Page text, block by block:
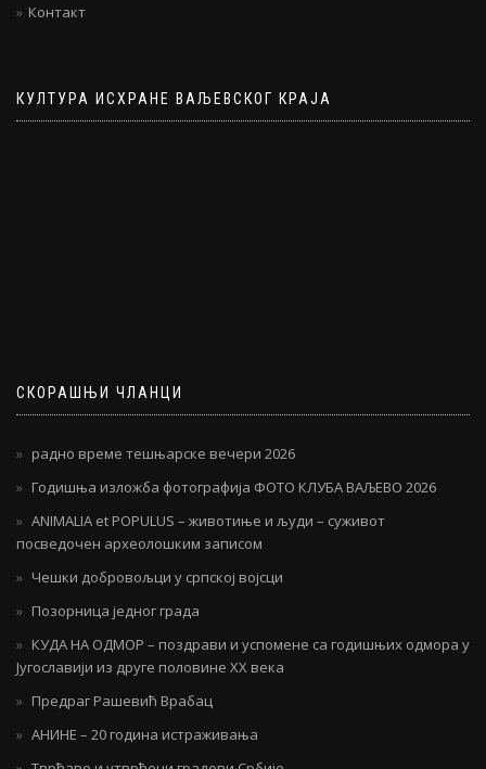
Контакт
КУЛТУРА ИСХРАНЕ ВАЉЕВСКОГ КРАЈА
СКОРАШЊИ ЧЛАНЦИ
радно време тешњарске вечери 2026
Годишња изложба фотографија ФОТО КЛУБА ВАЉЕВО 2026
ANIMALIA et POPULUS – животиње и људи – суживот
посведочен археолошким записом
Чешки добровољци у српској војсци
Позорница једног града
КУДА НА ОДМОР – поздрави и успомене са годишњих одмора у
Југославији из друге половине ХХ века
Предраг Рашевић Врабац
АНИНЕ – 20 година истраживања